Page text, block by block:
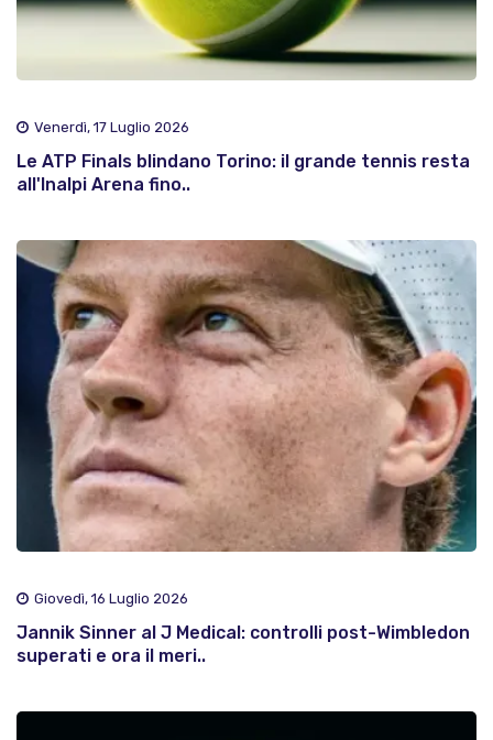
Venerdì, 17 Luglio 2026
Le ATP Finals blindano Torino: il grande tennis resta
all'Inalpi Arena fino..
Giovedì, 16 Luglio 2026
Jannik Sinner al J Medical: controlli post-Wimbledon
superati e ora il meri..